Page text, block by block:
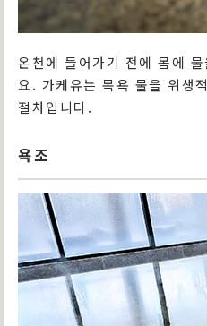
온천에 들어가기 전에 몸에
요. 가케유는 목욕 물을 위생
절차입니다.
욕조